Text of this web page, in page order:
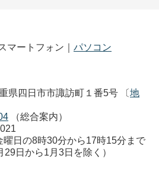
マートフォン｜ パソコン
県四日市市諏訪町１番5号 〔地
（総合案内）
曜日の8時30分から17時15分まで
29日から1月3日を除く）